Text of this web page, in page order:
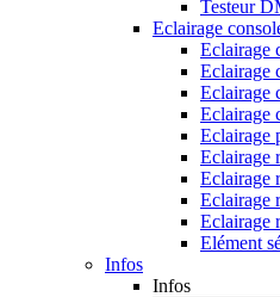
Testeur
Eclairage
Eclairage
Eclairage
Eclairage
Eclairage
Eclairage
Eclairage
Eclairage
Eclairage
Eclairage
Elément
Infos
Infos